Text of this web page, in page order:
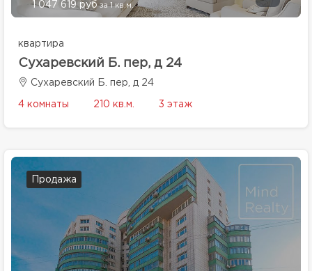
1 047 619 рубза 1 кв.м.
квартира
Сухаревский Б. пер, д 24
Сухаревский Б. пер, д 24
4 комнаты 210 кв.м. 3 этаж
Продажа